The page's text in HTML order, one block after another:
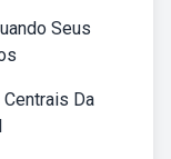
Seus
Da